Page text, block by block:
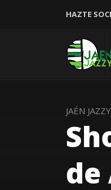
HAZTE
JAÉN JAZZY
de